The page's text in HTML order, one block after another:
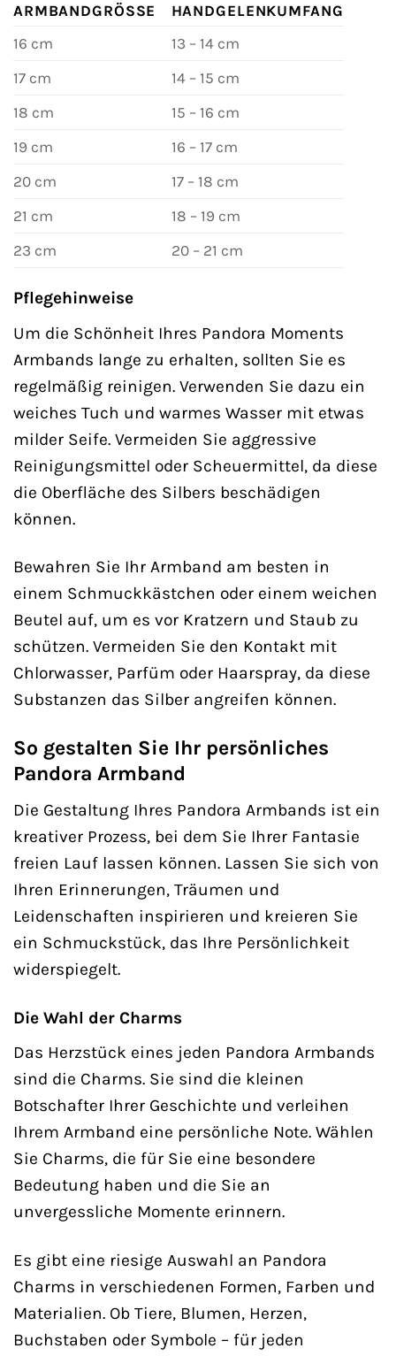
ARMBANDGRÖSSE
HANDGELENKUMFANG
16 cm
13 – 14 cm
17 cm
14 – 15 cm
18 cm
15 – 16 cm
19 cm
16 – 17 cm
20 cm
17 – 18 cm
21 cm
18 – 19 cm
23 cm
20 – 21 cm
Pflegehinweise
Um die Schönheit Ihres Pandora Moments
Armbands lange zu erhalten, sollten Sie es
regelmäßig reinigen. Verwenden Sie dazu ein
weiches Tuch und warmes Wasser mit etwas
milder Seife. Vermeiden Sie aggressive
Reinigungsmittel oder Scheuermittel, da diese
die Oberfläche des Silbers beschädigen
können.
Bewahren Sie Ihr Armband am besten in
einem Schmuckkästchen oder einem weichen
Beutel auf, um es vor Kratzern und Staub zu
schützen. Vermeiden Sie den Kontakt mit
Chlorwasser, Parfüm oder Haarspray, da diese
Substanzen das Silber angreifen können.
So gestalten Sie Ihr persönliches
Pandora Armband
Die Gestaltung Ihres Pandora Armbands ist ein
kreativer Prozess, bei dem Sie Ihrer Fantasie
freien Lauf lassen können. Lassen Sie sich von
Ihren Erinnerungen, Träumen und
Leidenschaften inspirieren und kreieren Sie
ein Schmuckstück, das Ihre Persönlichkeit
widerspiegelt.
Die Wahl der Charms
Das Herzstück eines jeden Pandora Armbands
sind die Charms. Sie sind die kleinen
Botschafter Ihrer Geschichte und verleihen
Ihrem Armband eine persönliche Note. Wählen
Sie Charms, die für Sie eine besondere
Bedeutung haben und die Sie an
unvergessliche Momente erinnern.
Es gibt eine riesige Auswahl an Pandora
Charms in verschiedenen Formen, Farben und
Materialien. Ob Tiere, Blumen, Herzen,
Buchstaben oder Symbole – für jeden